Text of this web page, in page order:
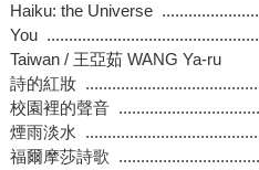
Haiku: the Universe
You
Taiwan / 王亞茹 WANG Ya-ru
詩的紅妝
校園裡的聲音
煙雨淡水
福爾摩莎詩歌